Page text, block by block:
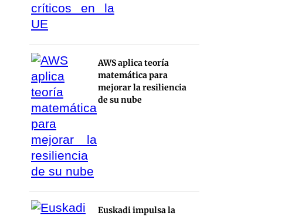
AWS aplica teoría
matemática para
mejorar la resiliencia
de su nube
Euskadi impulsa la